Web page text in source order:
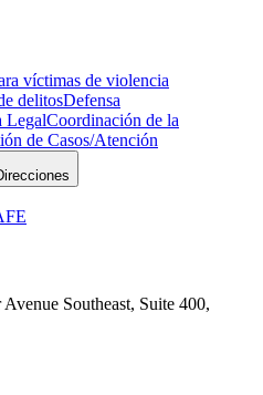
víctimas de violencia
delitosDefensa
LegalCoordinación de la
de Casos/Atención
Southeast, Suite 400,